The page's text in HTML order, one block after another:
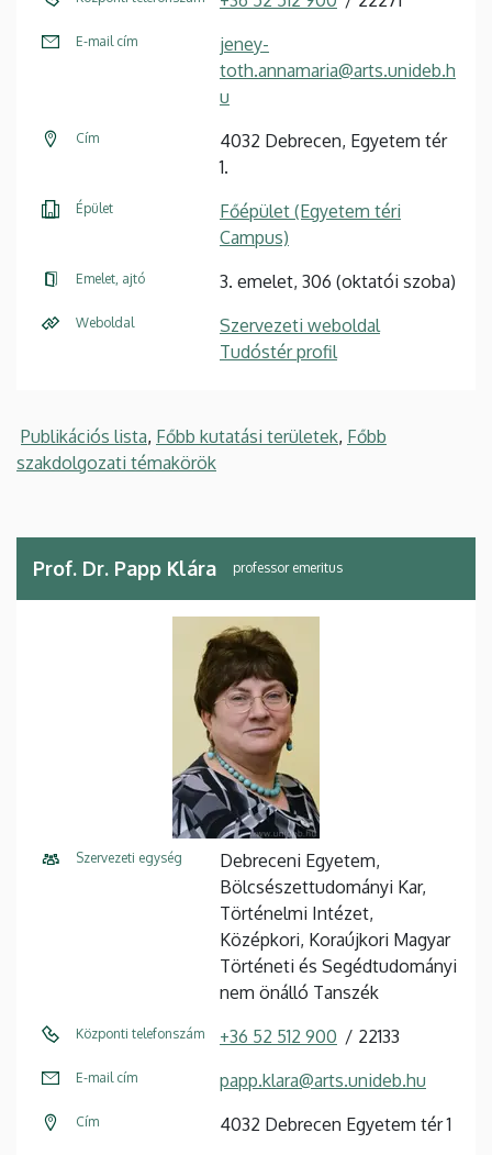
E-mail cím
jeney-
toth.annamaria@arts.unideb.h
u
Cím
4032 Debrecen, Egyetem tér
1.
Épület
Főépület (Egyetem téri
Campus)
Emelet, ajtó 3. emelet, 306 (oktatói szoba)
Weboldal
Szervezeti weboldal
Tudóstér profil
Publikációs lista, Főbb kutatási területek, Főbb
szakdolgozati témakörök
Prof. Dr. Papp Klára professor emeritus
Szervezeti egység
Debreceni Egyetem,
Bölcsészettudományi Kar,
Történelmi Intézet,
Középkori, Koraújkori Magyar
Történeti és Segédtudományi
nem önálló Tanszék
Központi telefonszám +36 52 512 900 22133
E-mail cím papp.klara@arts.unideb.hu
Cím 4032 Debrecen Egyetem tér 1